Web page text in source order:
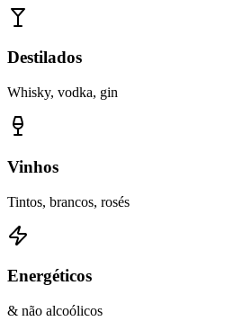
Destilados
Whisky, vodka, gin
Vinhos
Tintos, brancos, rosés
Energéticos
& não alcoólicos